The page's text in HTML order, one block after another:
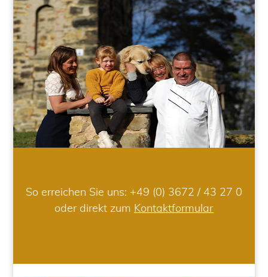
So erreichen Sie uns: +49 (0) 3672 / 43 27 0
oder direkt zum Kontaktformular